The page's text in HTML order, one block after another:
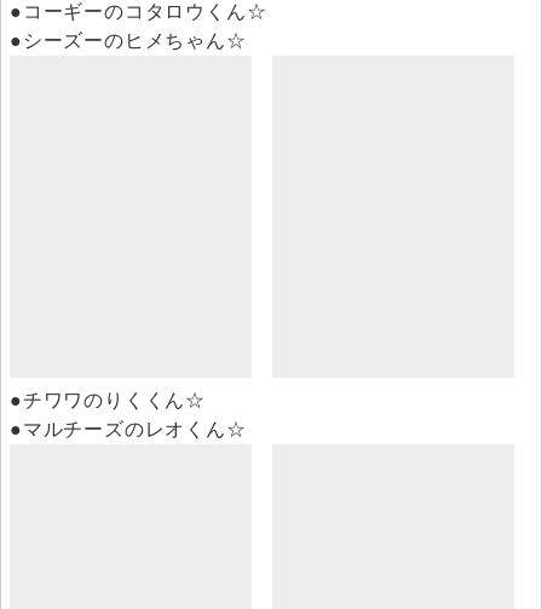
●コーギーのコタロウくん☆
●シーズーのヒメちゃん☆
●チワワのりくくん☆
●マルチーズのレオくん☆